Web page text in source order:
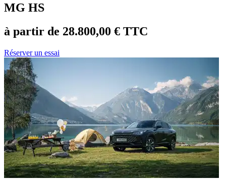
MG HS
à partir de 28.800,00 € TTC
Réserver un essai